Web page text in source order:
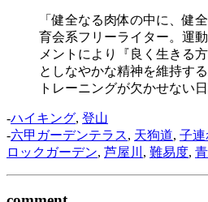
「健全なる肉体の中に、健
育会系フリーライター。運
メントにより『良く生きる
としなやかな精神を維持す
トレーニングが欠かせない日
-ハイキング, 登山
-六甲ガーデンテラス, 天狗道, 子連
ロックガーデン, 芦屋川 , 難易度,